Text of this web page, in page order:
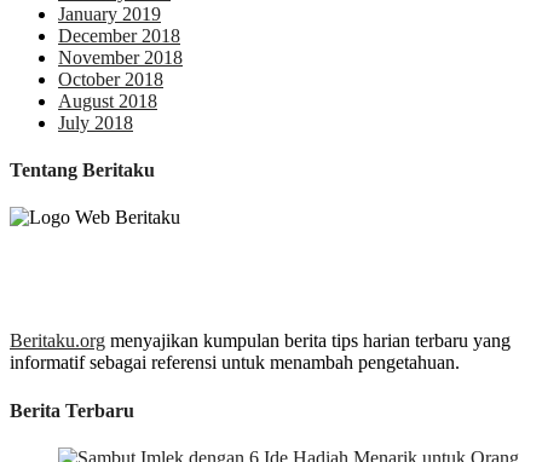
January 2019
December 2018
November 2018
October 2018
August 2018
July 2018
Tentang Beritaku
Beritaku.org menyajikan kumpulan berita tips harian terbaru yang
informatif sebagai referensi untuk menambah pengetahuan.
Berita Terbaru